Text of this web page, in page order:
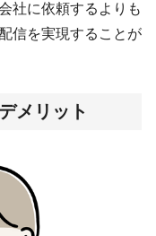
社に依頼するよりも
信を実現することが
メリット